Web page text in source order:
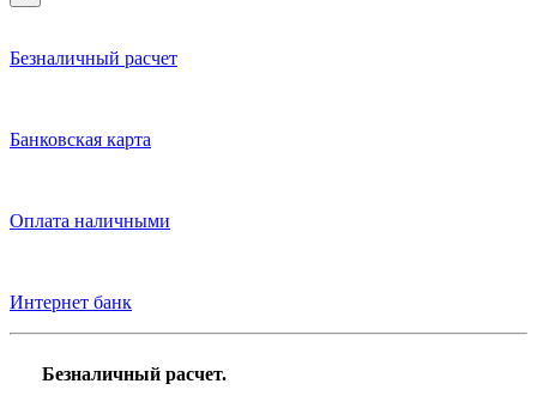
Безналичный расчет
Банковская карта
Оплата наличными
Интернет банк
Безналичный расчет.